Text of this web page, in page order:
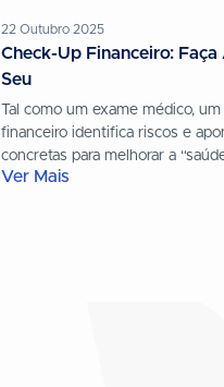
22 Outubro 2025
Check-Up Financeiro: Faça
Seu
Tal como um exame médico,
financeiro identifica riscos e
concretas para melhorar a
finanças pessoais. De facto, há...
Ver Mais